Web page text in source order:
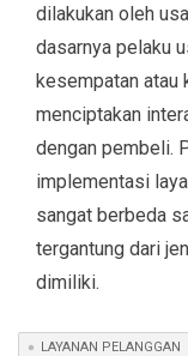
dilakukan oleh
dasarnya pelaku
kesempatan atau
menciptakan
dengan pembeli.
implementasi
sangat berbeda
tergantung dari
dimiliki.
LAYANAN PELANGGAN